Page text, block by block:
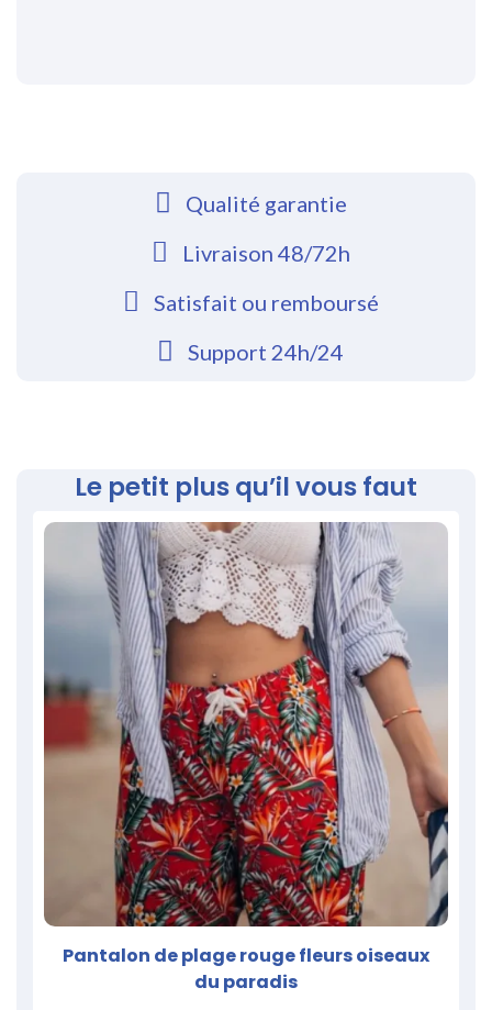
Qualité garantie
Livraison 48/72h
Satisfait ou remboursé
Support 24h/24
Le petit plus qu’il vous faut
Pantalon de plage rouge fleurs oiseaux
du paradis